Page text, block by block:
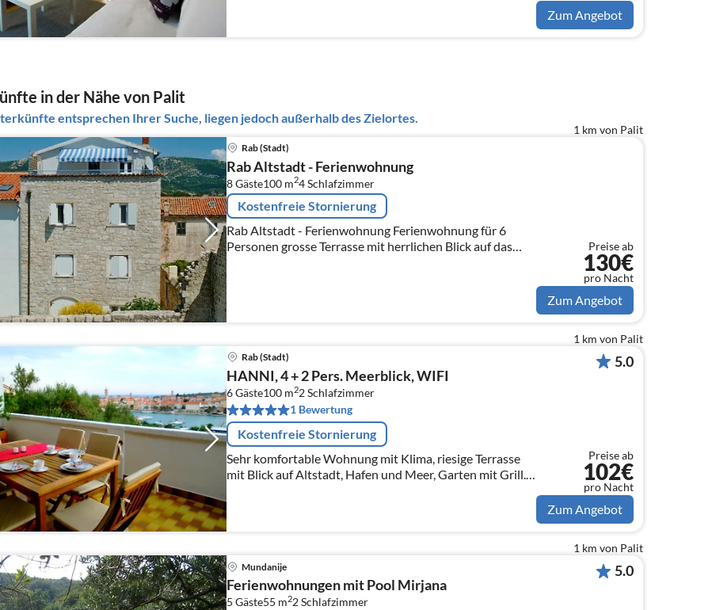
Zum Angebot
in der Nähe von Palit
entsprechen Ihrer Suche, liegen jedoch außerhalb des Zielortes.
1 km von Palit
Rab (Stadt)
Rab Altstadt - Ferienwohnung
8 Gäste100 m24Schlafzimmer
Kostenfreie Stornierung
Rab Altstadt - Ferienwohnung Ferienwohnung für 6
Personen grosse Terrasse mit herrlichen Blick auf das
Meer 4 Doppelzimmer 2 Badezimmer Große Küche mit
Esszimmer Klimaanlage
Preise ab
130€
pro Nacht
Zum Angebot
1 km von Palit
Rab (Stadt)
HANNI, 4 + 2 Pers. Meerblick, WIFI
6 Gäste100 m22Schlafzimmer
1 Bewertung
Kostenfreie Stornierung
Sehr komfortable Wohnung mit Klima, riesige Terrasse
mit Blick auf Altstadt, Hafen und Meer, Garten mit Grill. 2
ab 100 m.
5.0
Preise ab
102€
pro Nacht
Zum Angebot
1 km von Palit
Mundanije
Ferienwohnungen mit Pool Mirjana
5 Gäste55 m22Schlafzimmer
5.0